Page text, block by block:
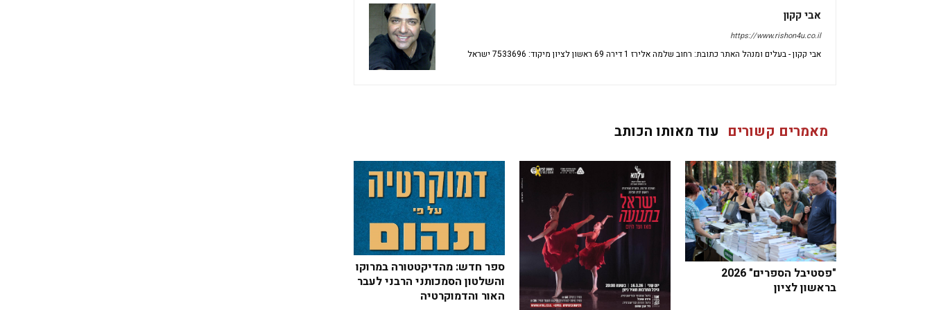
אבי קקון
https://www.rishon4u.co.il
אבי קקון - בעלים ומנהל האתר כתובת: רחוב שלמה אלירז 1 דירה 69 ראשון לציון מיקוד: 7533696 ישראל
מאמרים קשורים עוד מאותו הכותב
ספר חדש: מהדיקטטורה במרוקו
והשלטון הסמכותני הרבני לעבר
האור והדמוקרטיה
"פסטיבל הספרים" 2026
בראשון לציון